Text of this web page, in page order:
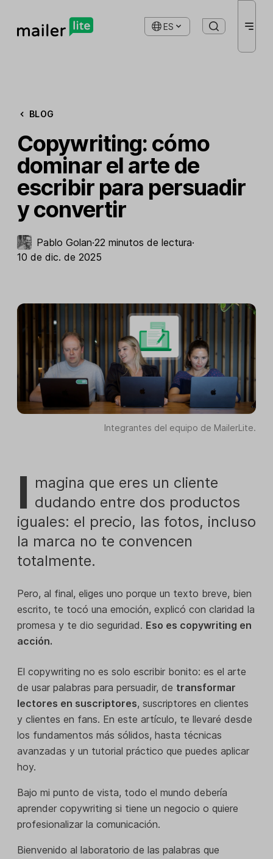
ES
BLOG
Copywriting: cómo
dominar el arte de
escribir para persuadir
y convertir
Pablo Golan·22 minutos de lectura·
10 de dic. de 2025
Integrantes del equipo de MailerLite.
I magina que eres un cliente
dudando entre dos productos
iguales: el precio, las fotos, incluso
la marca no te convencen
totalmente.
Pero, al final, eliges uno porque un texto breve, bien
escrito, te tocó una emoción, explicó con claridad la
promesa y te dio seguridad. Eso es copywriting en
acción.
El copywriting no es solo escribir bonito: es el arte
de usar palabras para persuadir, de transformar
lectores en suscriptores, suscriptores en clientes
y clientes en fans. En este artículo, te llevaré desde
los fundamentos más sólidos, hasta técnicas
avanzadas y un tutorial práctico que puedes aplicar
hoy.
Bajo mi punto de vista, todo el mundo debería
aprender copywriting si tiene un negocio o quiere
profesionalizar la comunicación.
Bienvenido al laboratorio de las palabras que